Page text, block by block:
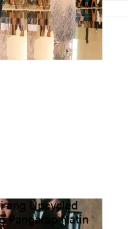
ang Upcycled
Pangarap Natin